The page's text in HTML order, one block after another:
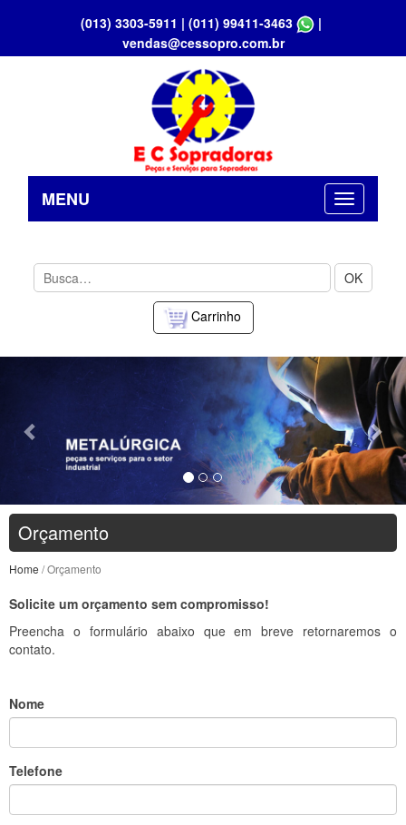
(013) 3303-5911 | (011) 99411-3463
|
vendas@cessopro.com.br
MENU
OK
Carrinho
Previous
Orçamento
Home / Orçamento
Solicite um orçamento sem compromisso!
Preencha o formulário abaixo que em breve retornaremos o
contato.
Nome
Telefone